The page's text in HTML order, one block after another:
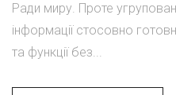
Ради миру. Проте
інформації стосовно
та функції без...